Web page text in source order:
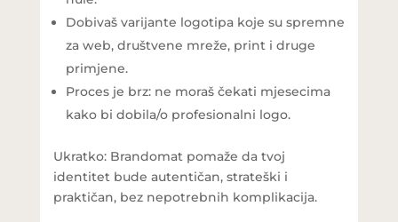
Dobivaš varijante logotipa koje su spremne
za web, društvene mreže, print i druge
primjene.
Proces je brz: ne moraš čekati mjesecima
kako bi dobila/o profesionalni logo.
Ukratko: Brandomat pomaže da tvoj
identitet bude autentičan, strateški i
praktičan, bez nepotrebnih komplikacija.